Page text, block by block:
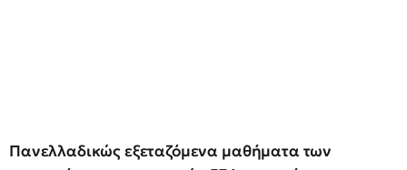
Πανελλαδικώς εξεταζόμενα μαθήματα των